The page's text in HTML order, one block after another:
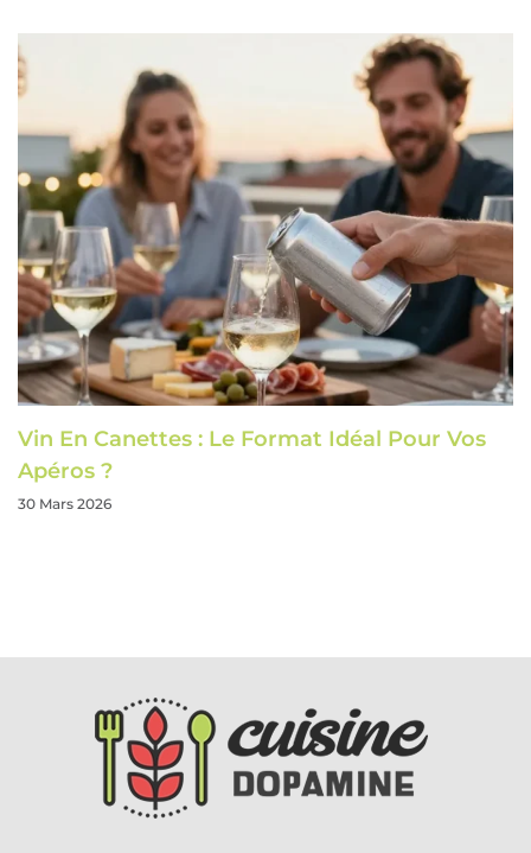
Vin En Canettes : Le Format Idéal Pour Vos
Apéros ?
30 Mars 2026